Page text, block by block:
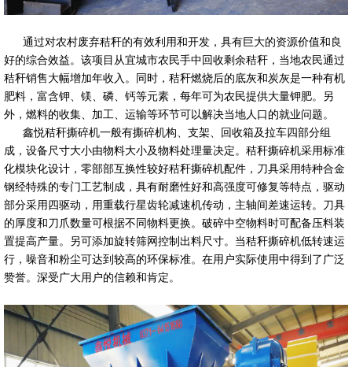
通过对农村废弃秸秆的有效利用和开发，具有巨大的资源价值和良
好的综合效益。该项目从宜城市农民手中回收剩余秸秆，当地农民通过
秸秆销售大幅增加年收入。同时，秸秆燃烧后的底灰和炭灰是一种有机
肥料，富含钾、镁、磷、钙等元素，每年可为农民提供大量钾肥。另
外，燃料的收集、加工、运输等环节可以解决当地人口的就业问题。
鑫悦秸秆撕碎机一般有撕碎机构、支架、回收箱及拉车四部分组
成，设备尺寸大小由物料大小及物料处理量决定。秸秆撕碎机采用标准
化模块化设计，零部部互换性较好秸秆撕碎机配件，刀具采用特种合金
钢经特殊的专门工艺制成，具有耐磨性好和高强度可修复等特点，驱动
部分采用四驱动，用重载行星齿轮减速机传动，主轴间差速运转。刀具
的厚度和刀爪数量可根据不同物料更换。破碎中空物料时可配备压料装
置提高产量。另可添加旋转筛网控制出料尺寸。当秸秆撕碎机低转速运
行，噪音和粉尘可达到较高的环保标准。在用户实际使用中得到了广泛
赞誉。深受广大用户的信赖和肯定。